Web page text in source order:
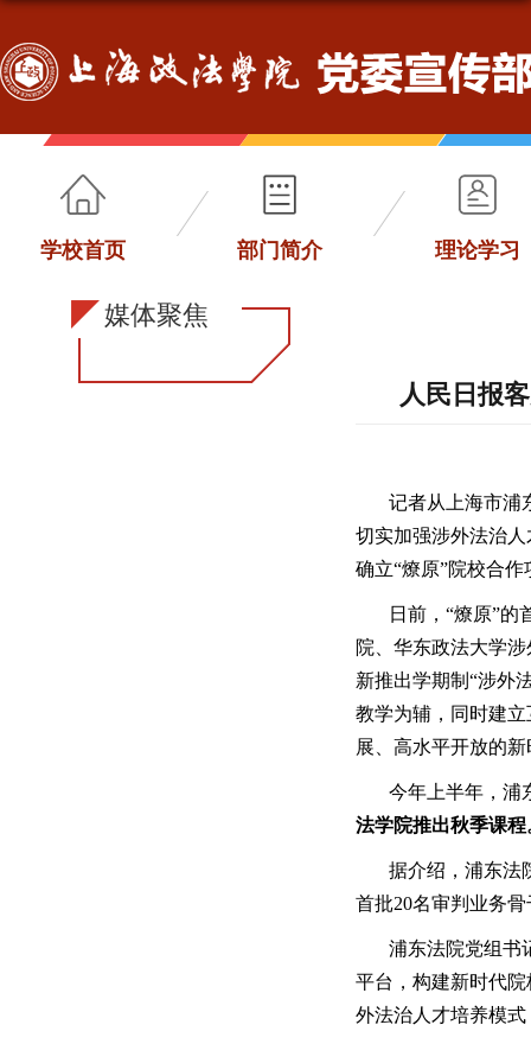
学校首页 部门简介 理论学习
媒体聚焦
人民日报
记者从上海市浦
切实加强涉外法治
确立“燎原”院校合作
日前，“燎原”
院、华东政法大学
新推出学期制“涉外
教学为辅，同时建
展、高水平开放的
今年上半年，浦
法学院推出秋季课程
据介绍，浦东法
首批20名审判业务
浦东法院党组书
平台，构建新时代
外法治人才培养模